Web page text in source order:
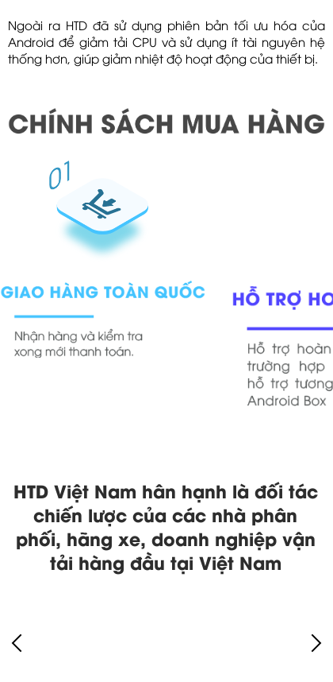
Ngoài ra HTD đã sử dụng phiên bản tối ưu hóa của
Android để giảm tải CPU và sử dụng ít tài nguyên hệ
thống hơn, giúp giảm nhiệt độ hoạt động của thiết bị.
HTD Việt Nam hân hạnh là đối tác
chiến lược của các nhà phân
phối, hãng xe, doanh nghiệp vận
tải hàng đầu tại Việt Nam